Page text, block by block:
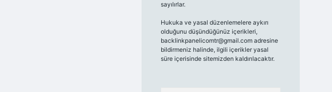
sayılırlar.
Hukuka ve yasal düzenlemelere aykırı
olduğunu düşündüğünüz içerikleri,
backlinkpanelicomtr@gmail.com adresine
bildirmeniz halinde, ilgili içerikler yasal
süre içerisinde sitemizden kaldırılacaktır.